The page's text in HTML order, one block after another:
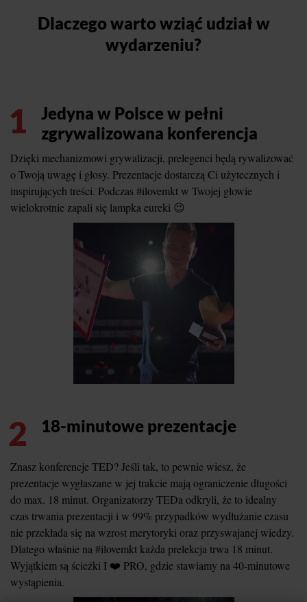
Dlaczego warto wziąć udział w
wydarzeniu?
1
Jedyna w Polsce w pełni
zgrywalizowana konferencja
Dzięki mechanizmowi grywalizacji, prelegenci będą rywalizować
o Twoją uwagę i głosy. Prezentacje dostarczą Ci użytecznych i
inspirujących treści. Podczas #ilovemkt w Twojej głowie
wielokrotnie zapali się lampka eureki 😉
2 18-minutowe prezentacje
Znasz konferencje TED? Jeśli tak, to pewnie wiesz, że
prezentacje wygłaszane w jej trakcie mają ograniczenie długości
do max. 18 minut. Organizatorzy TEDa odkryli, że to idealny
czas trwania prezentacji i w 99% przypadków wydłużanie czasu
nie przekłada się na wzrost merytoryki oraz przyswajanej wiedzy.
Dlatego właśnie na #ilovemkt każda prelekcja trwa 18 minut.
Wyjątkiem są ścieżki I ❤️ PRO, gdzie stawiamy na 40-minutowe
wystąpienia.